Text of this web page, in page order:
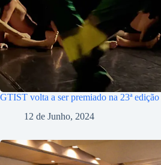
GTIST volta a ser premiado na 23ª
12 de Junho, 2024